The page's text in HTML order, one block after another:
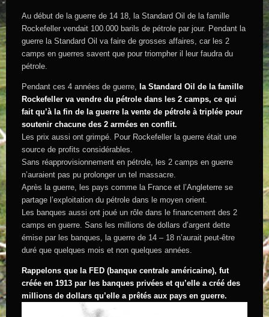
Au début de la guerre de 14 18, la Standard Oil de la famille
Rockefeller vendait 100.000 barils de pétrole par jour. Pendant la
guerre la Standard Oil va faire de grosses affaires, car les 2
camps en guerres savent que pour triompher il leur faudra du
pétrole.
Pendant ces 4 années de guerre,
la Standard Oil de la famille
Rockefeller va vendre du pétrole dans les 2 camps, ce qui
fait qu’à la fin de la guerre la vente de pétrole à triplée pour
soutenir chacune des 2 armées en conflit.
Les prix aussi ont grimpé. Pour Rockefeller la guerre était une
source de profits considérables.
Sans réapprovisionnement en pétrole, les 2 camps en guerre
n’auraient pas pu prolonger un tel massacre.
Après la guerre, les pays comme la France et l’Angleterre se
partage l’exploitation du pétrole dans le moyen orient.
Les banques aussi ont joué un rôle dans le financement des 2
camps en guerre. Sans les millions de dollars d’argent dette
émise par les banques, la guerre de 14 – 18 n’aurait peut-être
duré que quelques mois et non quelques années.
Rappelons que la FED (banque centrale américaine), fut
créée en 1913 par les banques privées et qu’elle a créé des
millions de dollars qu’elle a prêtés aux pays en guerre.